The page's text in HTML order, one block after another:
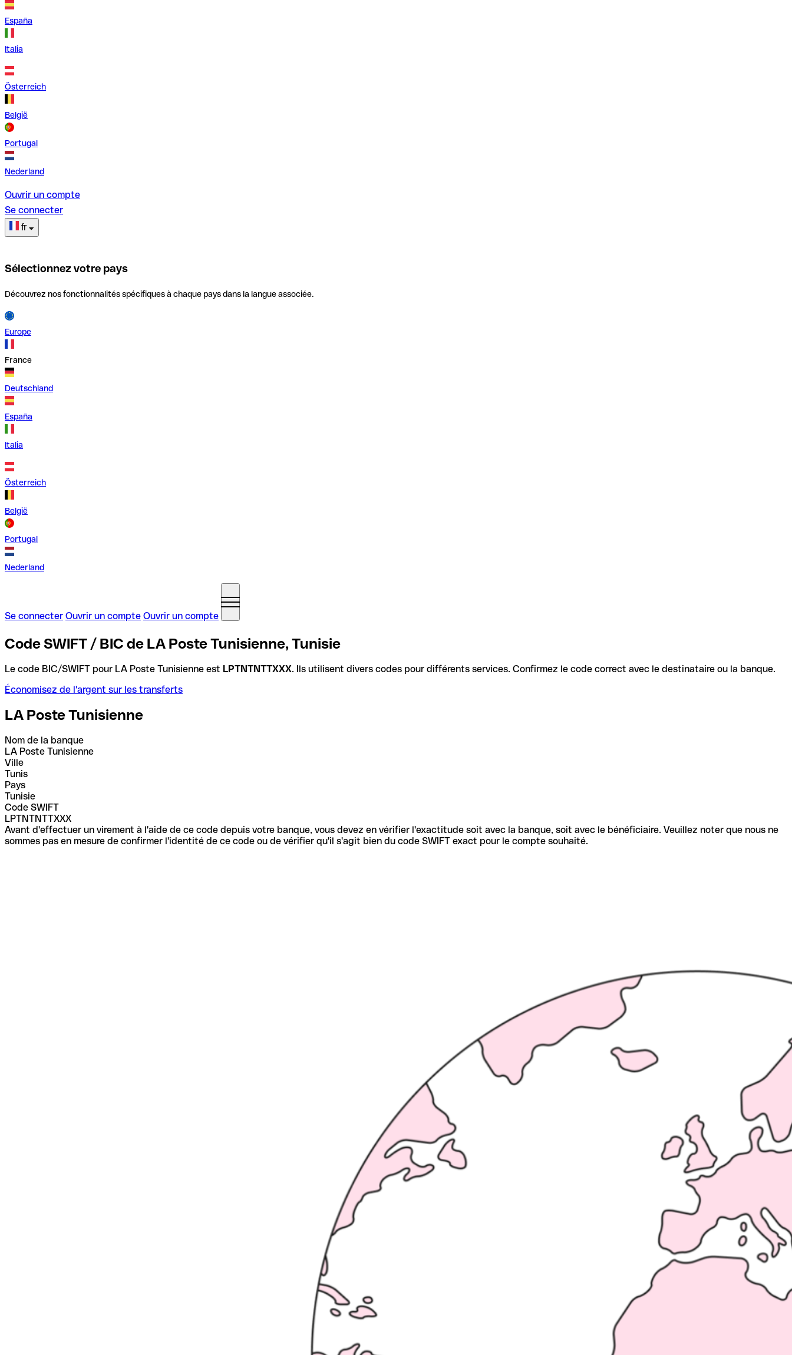
España
Italia
Österreich
België
Portugal
Nederland
Ouvrir un compte
Se connecter
fr
Sélectionnez votre pays
Découvrez nos fonctionnalités spécifiques à chaque pays dans la langue associée.
Europe
France
Deutschland
España
Italia
Österreich
België
Portugal
Nederland
Se connecter Ouvrir un compte Ouvrir un compte
Code SWIFT / BIC de LA Poste Tunisienne, Tunisie
Le code BIC/SWIFT pour LA Poste Tunisienne est LPTNTNTTXXX. Ils utilisent divers codes pour différents services. Confirmez le code correct avec le destinataire ou la banque.
Économisez de l'argent sur les transferts
LA Poste Tunisienne
Nom de la banque
LA Poste Tunisienne
Ville
Tunis
Pays
Tunisie
Code SWIFT
LPTNTNTTXXX
Avant d'effectuer un virement à l'aide de ce code depuis votre banque, vous devez en vérifier l'exactitude soit avec la banque, soit avec le bénéficiaire. Veuillez noter que nous ne
sommes pas en mesure de confirmer l'identité de ce code ou de vérifier qu'il s'agit bien du code SWIFT exact pour le compte souhaité.